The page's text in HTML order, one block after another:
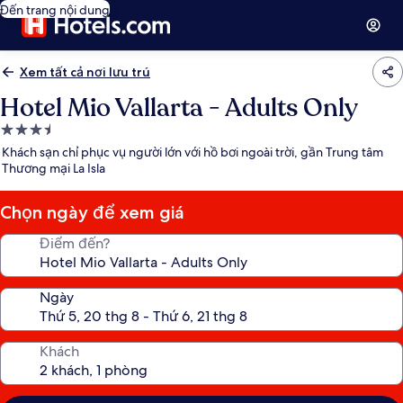
Đến trang nội dung
Xem tất cả nơi lưu trú
Hotel Mio Vallarta - Adults Only
Nơi
lưu
trú
3.5
sao
Khách sạn chỉ phục vụ người lớn với hồ bơi ngoài trời, gần Trung tâm
Thương mại La Isla
Chọn ngày để xem giá
Điểm đến?
Ngày
Khách